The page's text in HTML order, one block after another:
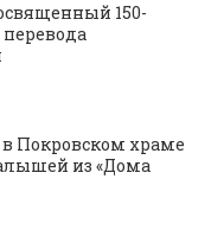
150-
Покровском храме
из «Дома